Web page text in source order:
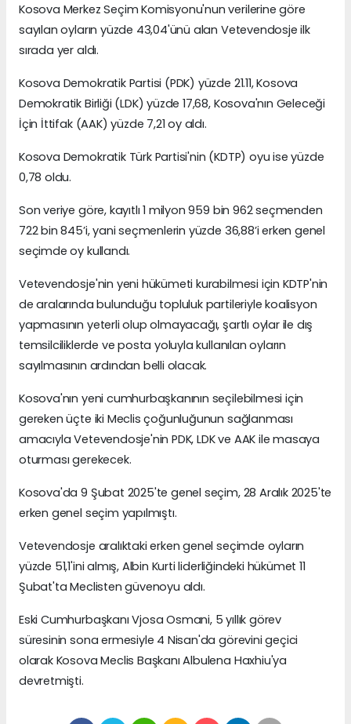
Kosova Merkez Seçim Komisyonu'nun verilerine göre
sayılan oyların yüzde 43,04'ünü alan Vetevendosje ilk
sırada yer aldı.
Kosova Demokratik Partisi (PDK) yüzde 21.11, Kosova
Demokratik Birliği (LDK) yüzde 17,68, Kosova'nın Geleceği
İçin İttifak (AAK) yüzde 7,21 oy aldı.
Kosova Demokratik Türk Partisi'nin (KDTP) oyu ise yüzde
0,78 oldu.
Son veriye göre, kayıtlı 1 milyon 959 bin 962 seçmenden
722 bin 845’i, yani seçmenlerin yüzde 36,88’i erken genel
seçimde oy kullandı.
Vetevendosje'nin yeni hükümeti kurabilmesi için KDTP'nin
de aralarında bulunduğu topluluk partileriyle koalisyon
yapmasının yeterli olup olmayacağı, şartlı oylar ile dış
temsilciliklerde ve posta yoluyla kullanılan oyların
sayılmasının ardından belli olacak.
Kosova'nın yeni cumhurbaşkanının seçilebilmesi için
gereken üçte iki Meclis çoğunluğunun sağlanması
amacıyla Vetevendosje'nin PDK, LDK ve AAK ile masaya
oturması gerekecek.
Kosova'da 9 Şubat 2025'te genel seçim, 28 Aralık 2025'te
erken genel seçim yapılmıştı.
Vetevendosje aralıktaki erken genel seçimde oyların
yüzde 51,1'ini almış, Albin Kurti liderliğindeki hükümet 11
Şubat'ta Meclisten güvenoyu aldı.
Eski Cumhurbaşkanı Vjosa Osmani, 5 yıllık görev
süresinin sona ermesiyle 4 Nisan'da görevini geçici
olarak Kosova Meclis Başkanı Albulena Haxhiu'ya
devretmişti.